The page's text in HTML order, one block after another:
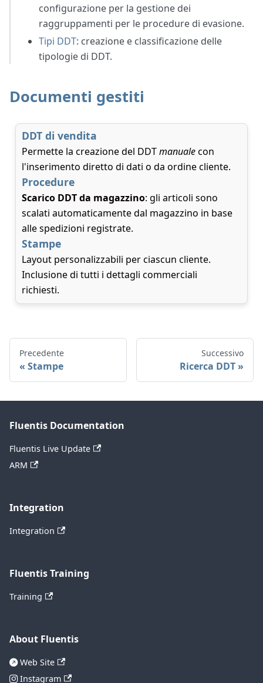
configurazione per la gestione dei
raggruppamenti per le procedure di evasione.
Tipi DDT: creazione e classificazione delle
tipologie di DDT.
Documenti gestiti
DDT di vendita
Permette la creazione del DDTmanualecon
l'inserimento diretto di dati o da ordine cliente.
Procedure
Scarico DDT da magazzino: gli articoli sono
scalati automaticamente dal magazzino in base
alle spedizioni registrate.
Stampe
Layout personalizzabili per ciascun cliente.
Inclusione di tutti i dettagli commerciali
richiesti.
Precedente
Stampe
Successivo
Ricerca DDT
Fluentis Documentation
Fluentis Live Update
ARM
Integration
Integration
Fluentis Training
Training
About Fluentis
Web Site
Instagram